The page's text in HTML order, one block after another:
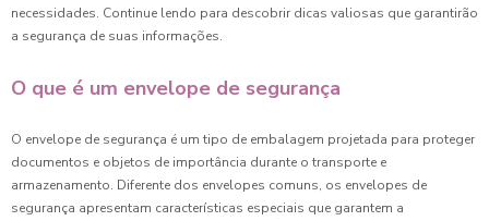
necessidades. Continue lendo para descobrir dicas valiosas que garantirão
a segurança de suas informações.
O que é um envelope de segurança
O envelope de segurança é um tipo de embalagem projetada para proteger
documentos e objetos de importância durante o transporte e
armazenamento. Diferente dos envelopes comuns, os envelopes de
segurança apresentam características especiais que garantem a